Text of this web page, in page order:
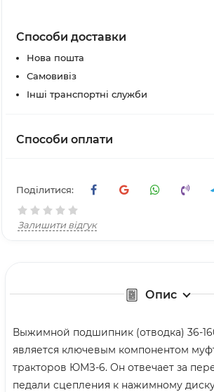
Способи доставки
Нова пошта
Самовивіз
Інші транспортні служби
Способи оплати
Поділитися:
Залишити відгук
Опис
Выжимной подшипник (отводка) 36-
является ключевым компонентом
тракторов ЮМЗ-6. Он отвечает за
педали сцепления к нажимному